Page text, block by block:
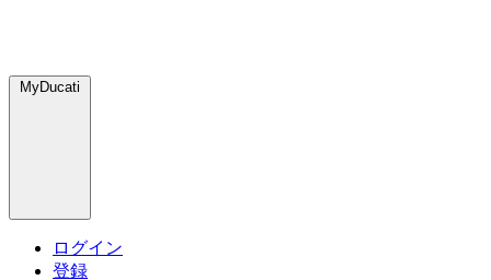
MyDucati
ログイン
登録